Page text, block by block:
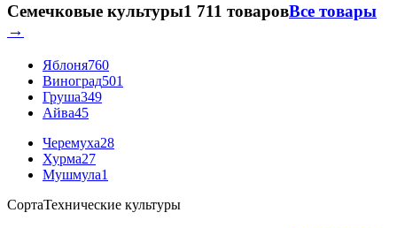
Семечковые культуры1 711 товаровВсе товары
→
Яблоня760
Виноград501
Груша349
Айва45
Черемуха28
Хурма27
Мушмула1
СортаТехнические культуры